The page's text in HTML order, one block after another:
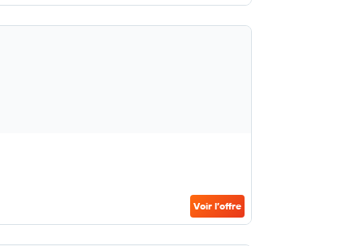
Voir l’offre